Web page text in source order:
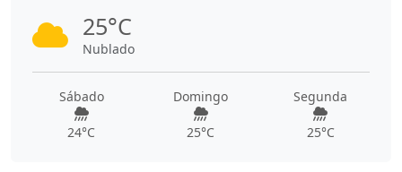
25°C
Nublado
Sábado
24°C
Domingo
25°C
Segunda
25°C